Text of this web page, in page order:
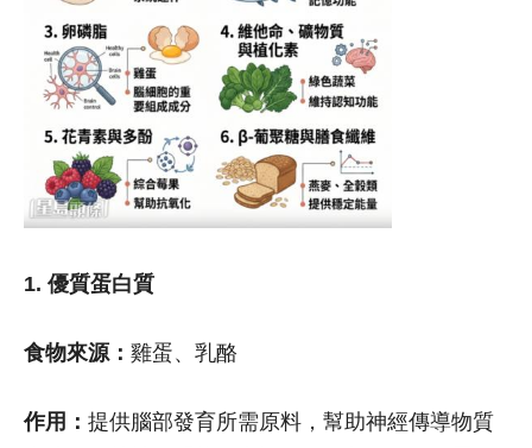
1. 優質蛋白質
食物來源： 雞蛋、乳酪
作用： 提供腦部發育所需原料，幫助神經傳導物質